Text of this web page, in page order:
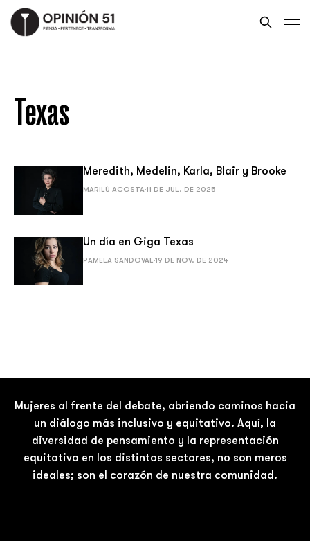
Texas
Meredith, Medelin, Karla, Blair y Brooke
MARILÚ ACOSTA11 DE JUL. DE 2025
Un día en Giga Texas
PAMELA SANDOVAL 19 DE NOV. DE 2024
Mujeres al frente del debate, abriendo caminos hacia
un diálogo más inclusivo y equitativo. Aquí, la
diversidad de pensamiento y la representación
equitativa en los distintos sectores, no son meros
ideales; son el corazón de nuestra comunidad.